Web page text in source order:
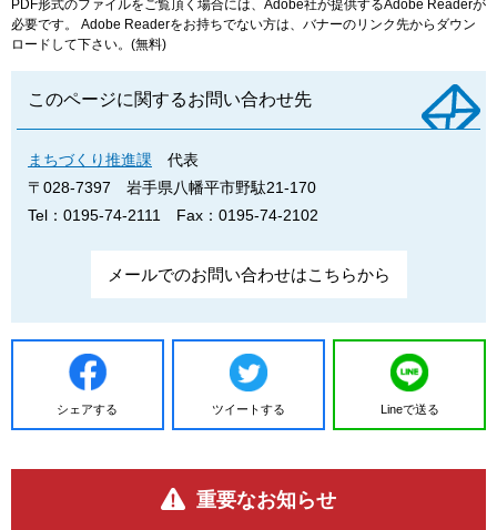
PDF形式のファイルをご覧頂く場合には、Adobe社が提供するAdobe Readerが
必要です。
Adobe Readerをお持ちでない方は、バナーのリンク先からダウン
ロードして下さい。(無料)
このページに関するお問い合わせ先
まちづくり推進課
代表
〒028-7397
岩手県八幡平市野駄21-170
Tel：0195-74-2111
Fax：0195-74-2102
メールでのお問い合わせはこちらから
シェアする ツイートする Lineで送る
重要なお知らせ